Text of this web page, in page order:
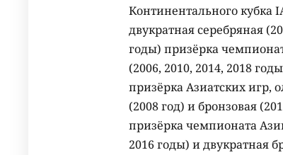
Континентального кубка
двукратная серебряная
годы) призёрка
(2006, 2010, 2014, 2018
призёрка Азиатских игр,
(2008 год) и бронзовая
призёрка чемпионата
2016 годы) и двукратная